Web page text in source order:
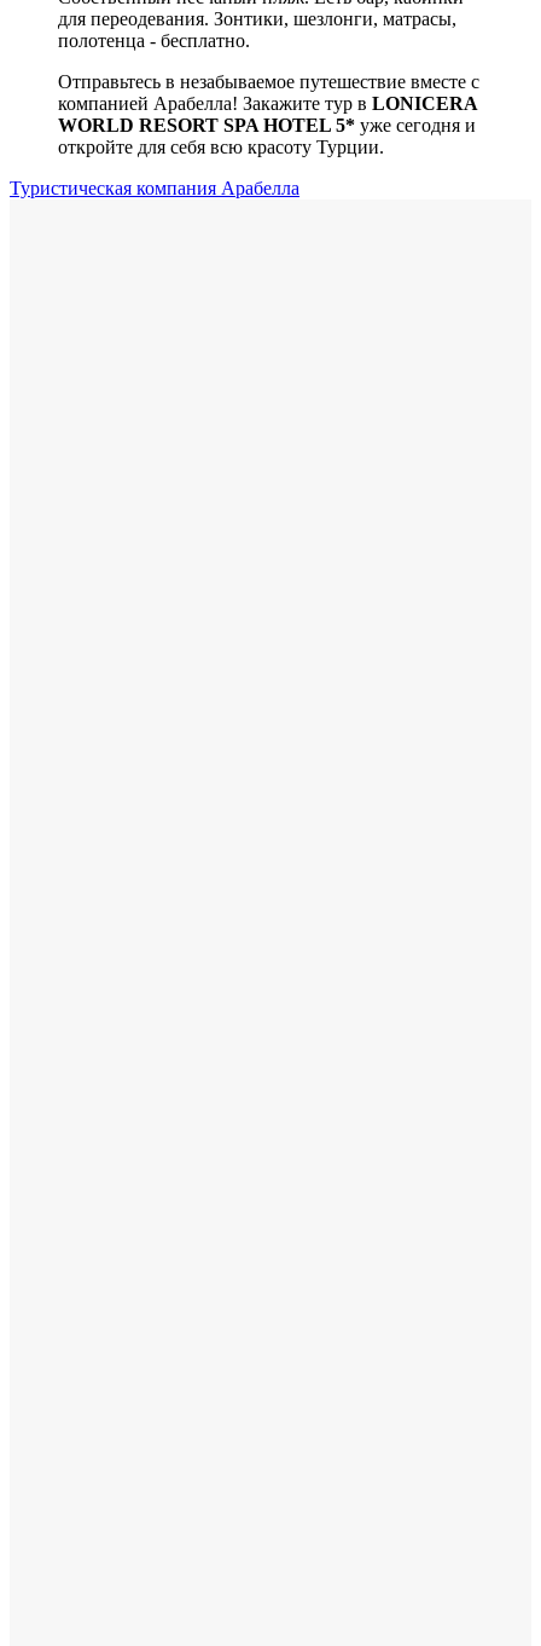
для переодевания. Зонтики, шезлонги, матрасы,
полотенца - бесплатно.
Отправьтесь в незабываемое путешествие вместе с
компанией Арабелла! Закажите тур в LONICERA
WORLD RESORT SPA HOTEL 5* уже сегодня и
откройте для себя всю красоту Турции.
Туристическая компания Арабелла